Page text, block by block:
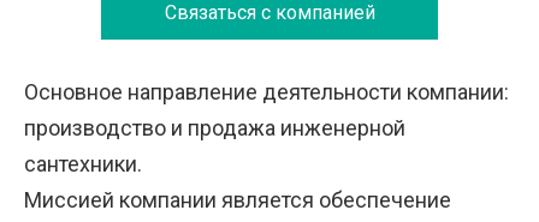
Связаться с компанией
Основное направление деятельности компании:
производство и продажа инженерной
сантехники.
Миссией компании является обеспечение